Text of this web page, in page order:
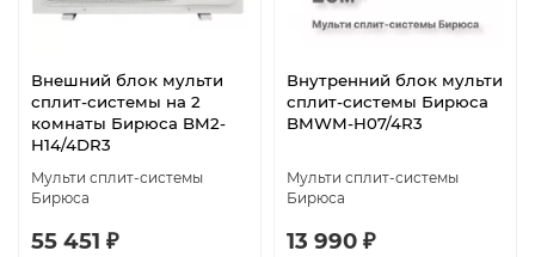
Внешний блок мульти
сплит-системы на 2
комнаты Бирюса BM2-
H14/4DR3
Мульти сплит-системы
Бирюса
55 451 ₽
Внутренний блок мульти
сплит-системы Бирюса
BMWM-H07/4R3
Мульти сплит-системы
Бирюса
13 990 ₽